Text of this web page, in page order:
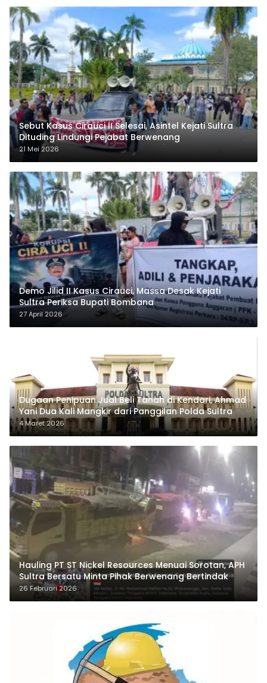
Sebut Kasus Cirauci II Selesai, Asintel Kejati Sultra
Dituding Lindungi Pejabat Berwenang
21 Mei 2026
Demo Jilid II Kasus Cirauci, Massa Desak Kejati
Sultra Periksa Bupati Bombana
27 April 2026
Dugaan Penipuan Jual Beli Tanah di Kendari, Ahmad
Yani Dua Kali Mangkir dari Panggilan Polda Sultra
4 Maret 2026
Hauling PT ST Nickel Resources Menuai Sorotan, APH
Sultra Bersatu Minta Pihak Berwenang Bertindak
26 Februari 2026